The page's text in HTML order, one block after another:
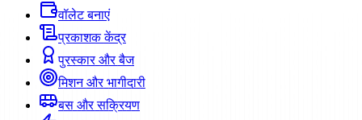
वॉलेट बनाएं
प्रकाशक केंद्र
पुरस्कार और बैज
मिशन और भागीदारी
बस और सक्रियण